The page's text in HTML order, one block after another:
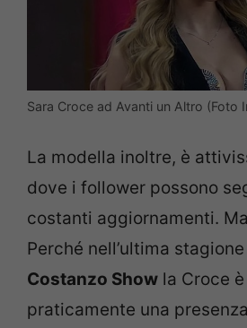
Sara Croce ad Avanti un Altro (Foto
La modella inoltre, è
dove i follower possono
costanti aggiornamenti.
Perché nell’ultima
Costanzo Show la Croce
praticamente una